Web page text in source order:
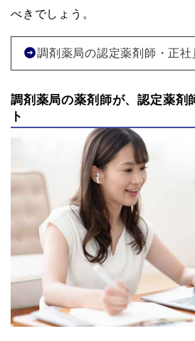
べきでしょう。
調剤薬局の認定薬剤師・正社
調剤薬局の薬剤師が、認定薬剤
ト